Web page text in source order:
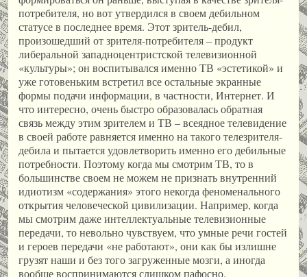
потребителя, но вот утвердился в своем дебильном
статусе в последнее время. Этот зритель-дебил,
произошедший от зрителя-потребителя – продукт
либеральной западноцентристской телевизионной
«культуры»; он воспитывался именно ТВ «эстетикой» и
уже готовеньким встретил все остальные экранные
формы подачи информации, в частности, Интернет. И
что интересно, очень быстро образовалась обратная
связь между этим зрителем и ТВ – всеядное телевидение
в своей работе равняется именно на такого телезрителя-
дебила и пытается удовлетворить именно его дебильные
потребности. Поэтому когда мы смотрим ТВ, то в
большинстве своем не можем не признать внутренний
идиотизм «содержания» этого некогда феноменального
открытия человеческой цивилизации. Например, когда
мы смотрим даже интеллектуальные телевизионные
передачи, то невольно чувствуем, что умные речи гостей
и героев передачи «не работают», они как бы излишне
грузят наши и без того загруженные мозги, а иногда
вообще воспринимаются слишком пафосно,